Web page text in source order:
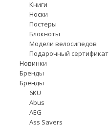
Книги
Носки
Постеры
Блокноты
Модели велосипедов
Подарочный сертификат
Новинки
Бренды
Бренды
6KU
Abus
AEG
Ass Savers